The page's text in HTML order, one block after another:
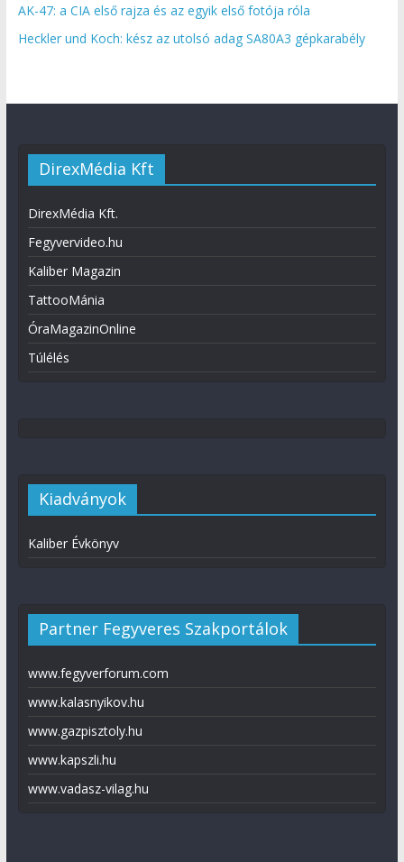
AK-47: a CIA első rajza és az egyik első fotója róla
Heckler und Koch: kész az utolsó adag SA80A3 gépkarabély
DirexMédia Kft
DirexMédia Kft.
Fegyvervideo.hu
Kaliber Magazin
TattooMánia
ÓraMagazinOnline
Túlélés
Kiadványok
Kaliber Évkönyv
Partner Fegyveres Szakportálok
www.fegyverforum.com
www.kalasnyikov.hu
www.gazpisztoly.hu
www.kapszli.hu
www.vadasz-vilag.hu